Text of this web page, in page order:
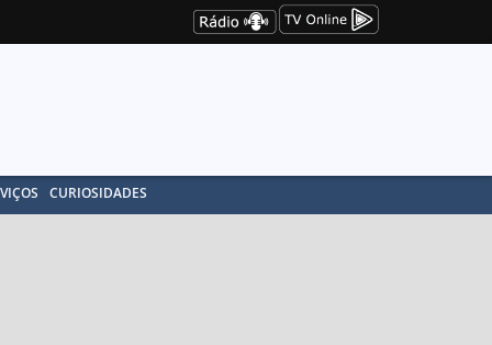
CURIOSIDADES